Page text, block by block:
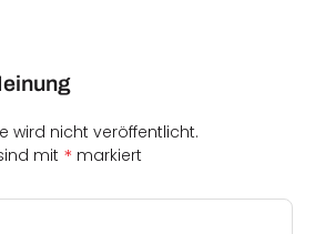
wird nicht veröffentlicht.
mit * markiert